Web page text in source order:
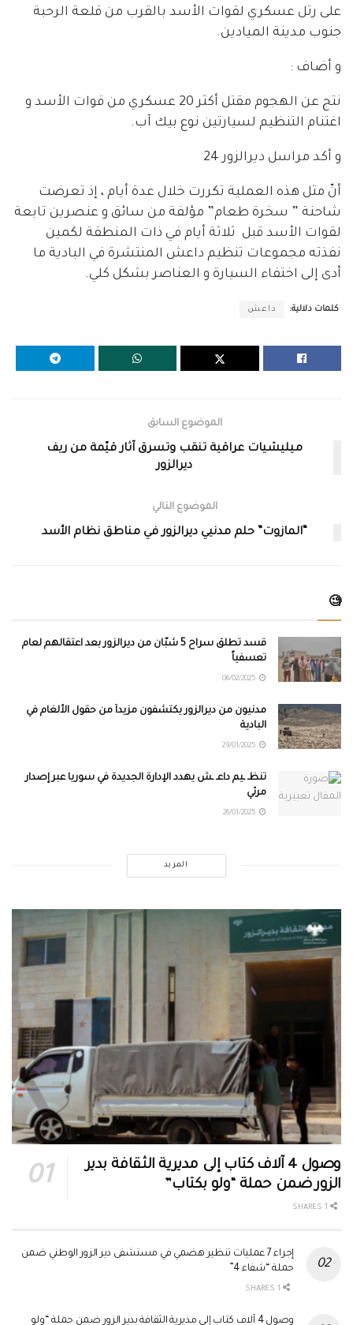
على رتل عسكري لقوات الأسد بالقرب من قلعة الرحبة
جنوب مدينة الميادين.
و أضاف :
نتج عن الهجوم مقتل أكثر 20 عسكري من قوات الأسد و
اغتنام التنظيم لسيارتين نوع بيك آب.
و أكد مراسل ديرالزور 24
أنّ مثل هذه العملية تكررت خلال عدة أيام ، إذ تعرضت
شاحنة ” سخرة طعام” مؤلفة من سائق و عنصرين تابعة
لقوات الأسد قبل ثلاثة أيام في ذات المنطقة لكمين
نفذته مجموعات تنظيم داعش المنتشرة في البادية ما
أدى إلى اختفاء السيارة و العناصر بشكل كلي.
كلمات دلالية: داعش
الموضوع السابق
ميليشيات عراقية تنقب وتسرق آثار قيّمة من ريف
ديرالزور
الموضوع التالي
“المازوت” حلم مدنيي ديرالزور في مناطق نظام الأسد
🧐
قسد تطلق سراح 5 شبّان من ديرالزور بعد اعتقالهم لعام
تعسفياً
مدنيون من ديرالزور يكتشفون مزيداً من حقول الألغام في
البادية
تنظـ ـيم داعـ ـش يهدد الإدارة الجديدة في سوريا عبر إصدار
مرئي
المزيد
وصول 4 آلاف كتاب إلى مديرية الثقافة بدير
الزور ضمن حملة “ولو بكتاب”
إجراء 7 عمليات تنظير هضمي في مستشفى دير الزور الوطني ضمن
حملة “شفاء 4”
وصول 4 آلاف كتاب إلى مديرية الثقافة بدير الزور ضمن حملة “ولو